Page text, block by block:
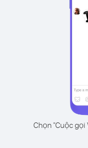
Chọn "Cuộc